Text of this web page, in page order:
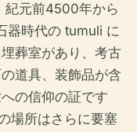
紀元前4500年から
器時代の tumuli に
葬室があり、考古
道具、装飾品が含
の信仰の証です
場所はさらに要塞